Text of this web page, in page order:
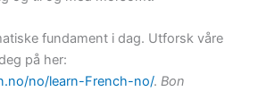
fundament i dag. Utforsk våre
på her:
no/learn-French-no/.Bon